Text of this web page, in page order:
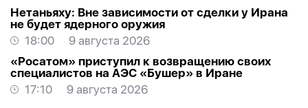
Нетаньяху: Вне зависимости от сделки у Ирана
не будет ядерного оружия
18:00
9 августа 2026
«Росатом» приступил к возвращению своих
специалистов на АЭС «Бушер» в Иране
17:10
9 августа 2026